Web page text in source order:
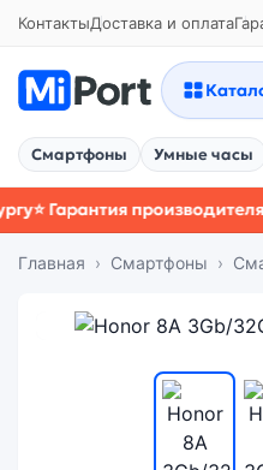
КонтактыДоставка и оплата
Смартфоны Умные часы
производителя💳
Главная Смартфоны